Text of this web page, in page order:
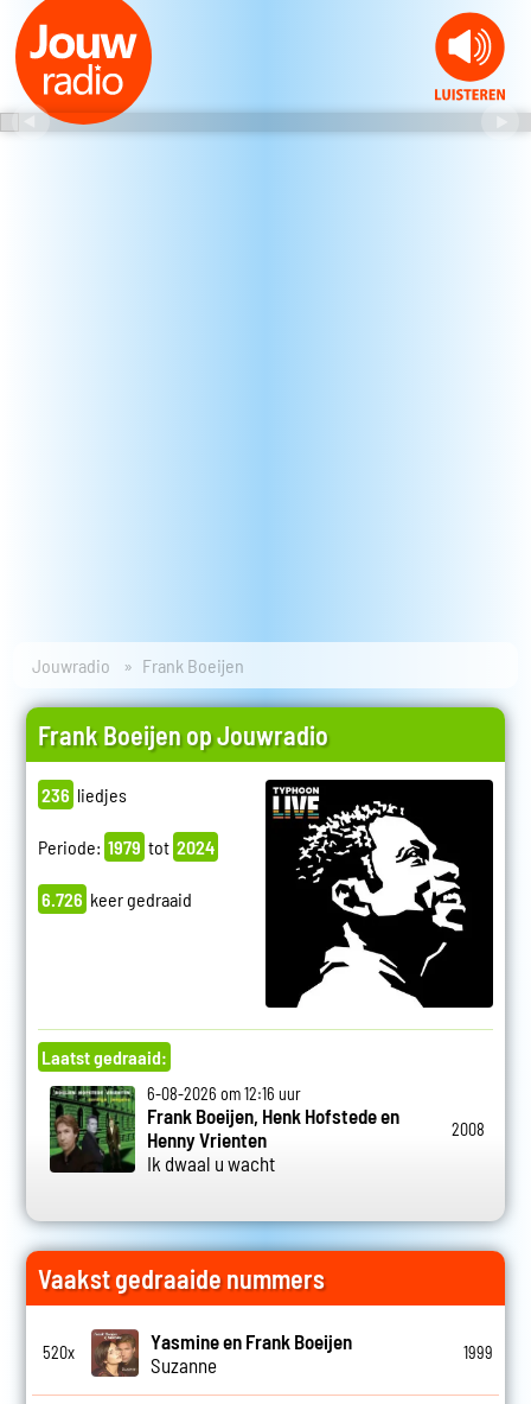
Jouwradio Frank Boeijen
Frank Boeijen op Jouwradio
236 liedjes
Periode: 1979 tot 2024
6.726 keer gedraaid
Laatst gedraaid:
6-08-2026 om 12:16 uur
Frank Boeijen, Henk Hofstede en
Henny Vrienten
Ik dwaal u wacht
2008
Vaakst gedraaide nummers
520x
Yasmine en Frank Boeijen
Suzanne
1999